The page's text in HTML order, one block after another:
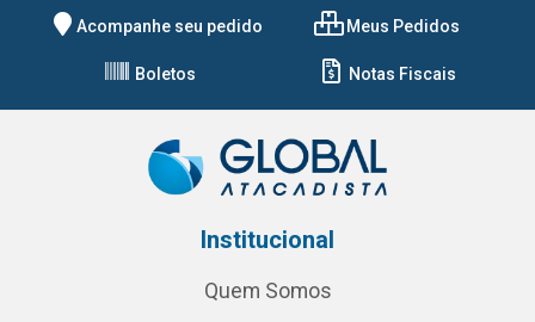
Acompanhe seu pedido Meus Pedidos
Boletos Notas Fiscais
Institucional
Quem Somos